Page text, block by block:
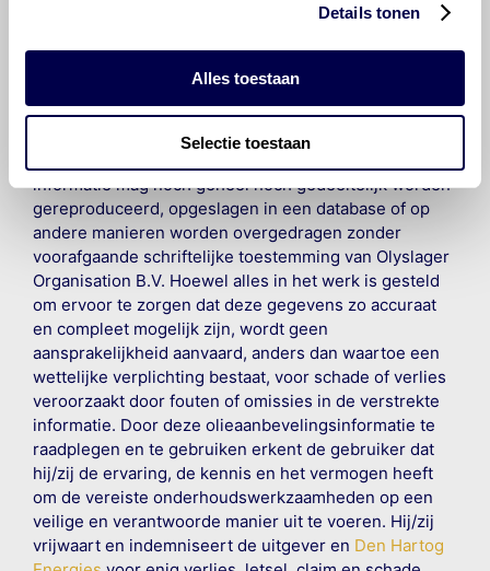
Details tonen
Alles toestaan
Selectie toestaan
informatie mag noch geheel noch gedeeltelijk worden
gereproduceerd, opgeslagen in een database of op
andere manieren worden overgedragen zonder
voorafgaande schriftelijke toestemming van Olyslager
Organisation B.V. Hoewel alles in het werk is gesteld
om ervoor te zorgen dat deze gegevens zo accuraat
en compleet mogelijk zijn, wordt geen
aansprakelijkheid aanvaard, anders dan waartoe een
wettelijke verplichting bestaat, voor schade of verlies
veroorzaakt door fouten of omissies in de verstrekte
informatie. Door deze olieaanbevelingsinformatie te
raadplegen en te gebruiken erkent de gebruiker dat
hij/zij de ervaring, de kennis en het vermogen heeft
om de vereiste onderhoudswerkzaamheden op een
veilige en verantwoorde manier uit te voeren. Hij/zij
vrijwaart en indemniseert de uitgever en Den Hartog